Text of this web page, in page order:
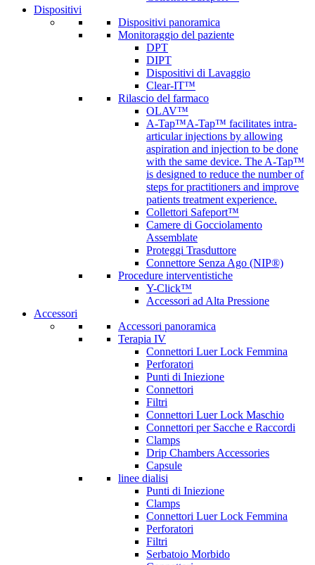
Dispositivi
Dispositivi panoramica
Monitoraggio del paziente
DPT
DIPT
Dispositivi di Lavaggio
Clear-IT™
Rilascio del farmaco
OLAV™
A-Tap™A-Tap™ facilitates intra-
articular injections by allowing
aspiration and injection to be done
with the same device. The A-Tap™
is designed to reduce the number of
steps for practitioners and improve
patients treatment experience.
Collettori Safeport™
Camere di Gocciolamento
Assemblate
Proteggi Trasduttore
Connettore Senza Ago (NIP®)
Procedure interventistiche
Y-Click™
Accessori ad Alta Pressione
Accessori
Accessori panoramica
Terapia IV
Connettori Luer Lock Femmina
Perforatori
Punti di Iniezione
Connettori
Filtri
Connettori Luer Lock Maschio
Connettori per Sacche e Raccordi
Clamps
Drip Chambers Accessories
Capsule
linee dialisi
Punti di Iniezione
Clamps
Connettori Luer Lock Femmina
Perforatori
Filtri
Serbatoio Morbido